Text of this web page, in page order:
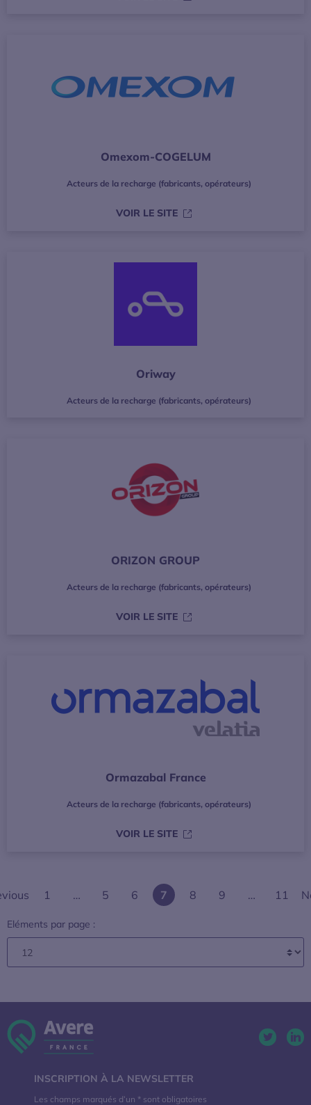
Omexom-COGELUM
Acteurs de la recharge (fabricants, opérateurs)
VOIR LE SITES’OUVRE DANS UNE
Oriway
Acteurs de la recharge (fabricants, opérateurs)
ORIZON GROUP
Acteurs de la recharge (fabricants, opérateurs)
VOIR LE SITES’OUVRE DANS UNE
Ormazabal France
Acteurs de la recharge (fabricants, opérateurs)
VOIR LE SITES’OUVRE DANS UNE
1 … 5 6 7 8 9 … 11
Eléments par page :
INSCRIPTION À LA NEWSLETTER
Les champs marqués d’un * sont obligatoires